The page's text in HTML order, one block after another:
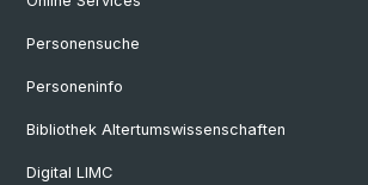
Personensuche
Personeninfo
Bibliothek Altertumswissenschaften
Digital LIMC